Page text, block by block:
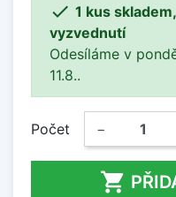
 1 kus
vyzvednutí
Odesíláme v
11.8..
Počet −
